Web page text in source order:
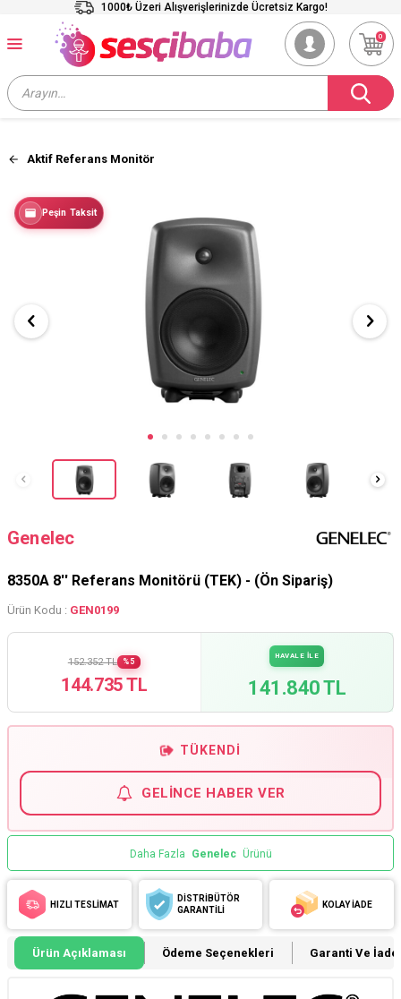
1000₺ Üzeri Alışverişlerinizde Ücretsiz Kargo!
0
Aktif Referans Monitör
Peşin Taksit
Genelec
8350A 8'' Referans Monitörü (TEK) - (Ön Sipariş)
Ürün Kodu : GEN0199
152.352 TL %5
144.735 TL
HAVALE İLE
141.840 TL
TÜKENDI
GELINCE HABER VER
Daha Fazla Genelec Ürünü
HIZLI TESLİMAT
DİSTRİBÜTÖR
GARANTİLİ
KOLAY İADE
Ürün Açıklaması Ödeme Seçenekleri Garanti Ve İade